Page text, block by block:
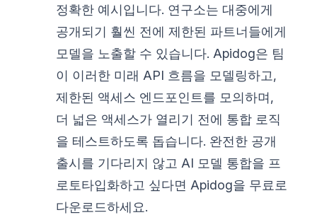
정확한 예시입니다. 연구소는 대중에게
공개되기 훨씬 전에 제한된 파트너들에게
모델을 노출할 수 있습니다. Apidog은 팀
이 이러한 미래 API 흐름을 모델링하고,
제한된 액세스 엔드포인트를 모의하며,
더 넓은 액세스가 열리기 전에 통합 로직
을 테스트하도록 돕습니다. 완전한 공개
출시를 기다리지 않고 AI 모델 통합을 프
로토타입화하고 싶다면 Apidog을 무료로
다운로드하세요.